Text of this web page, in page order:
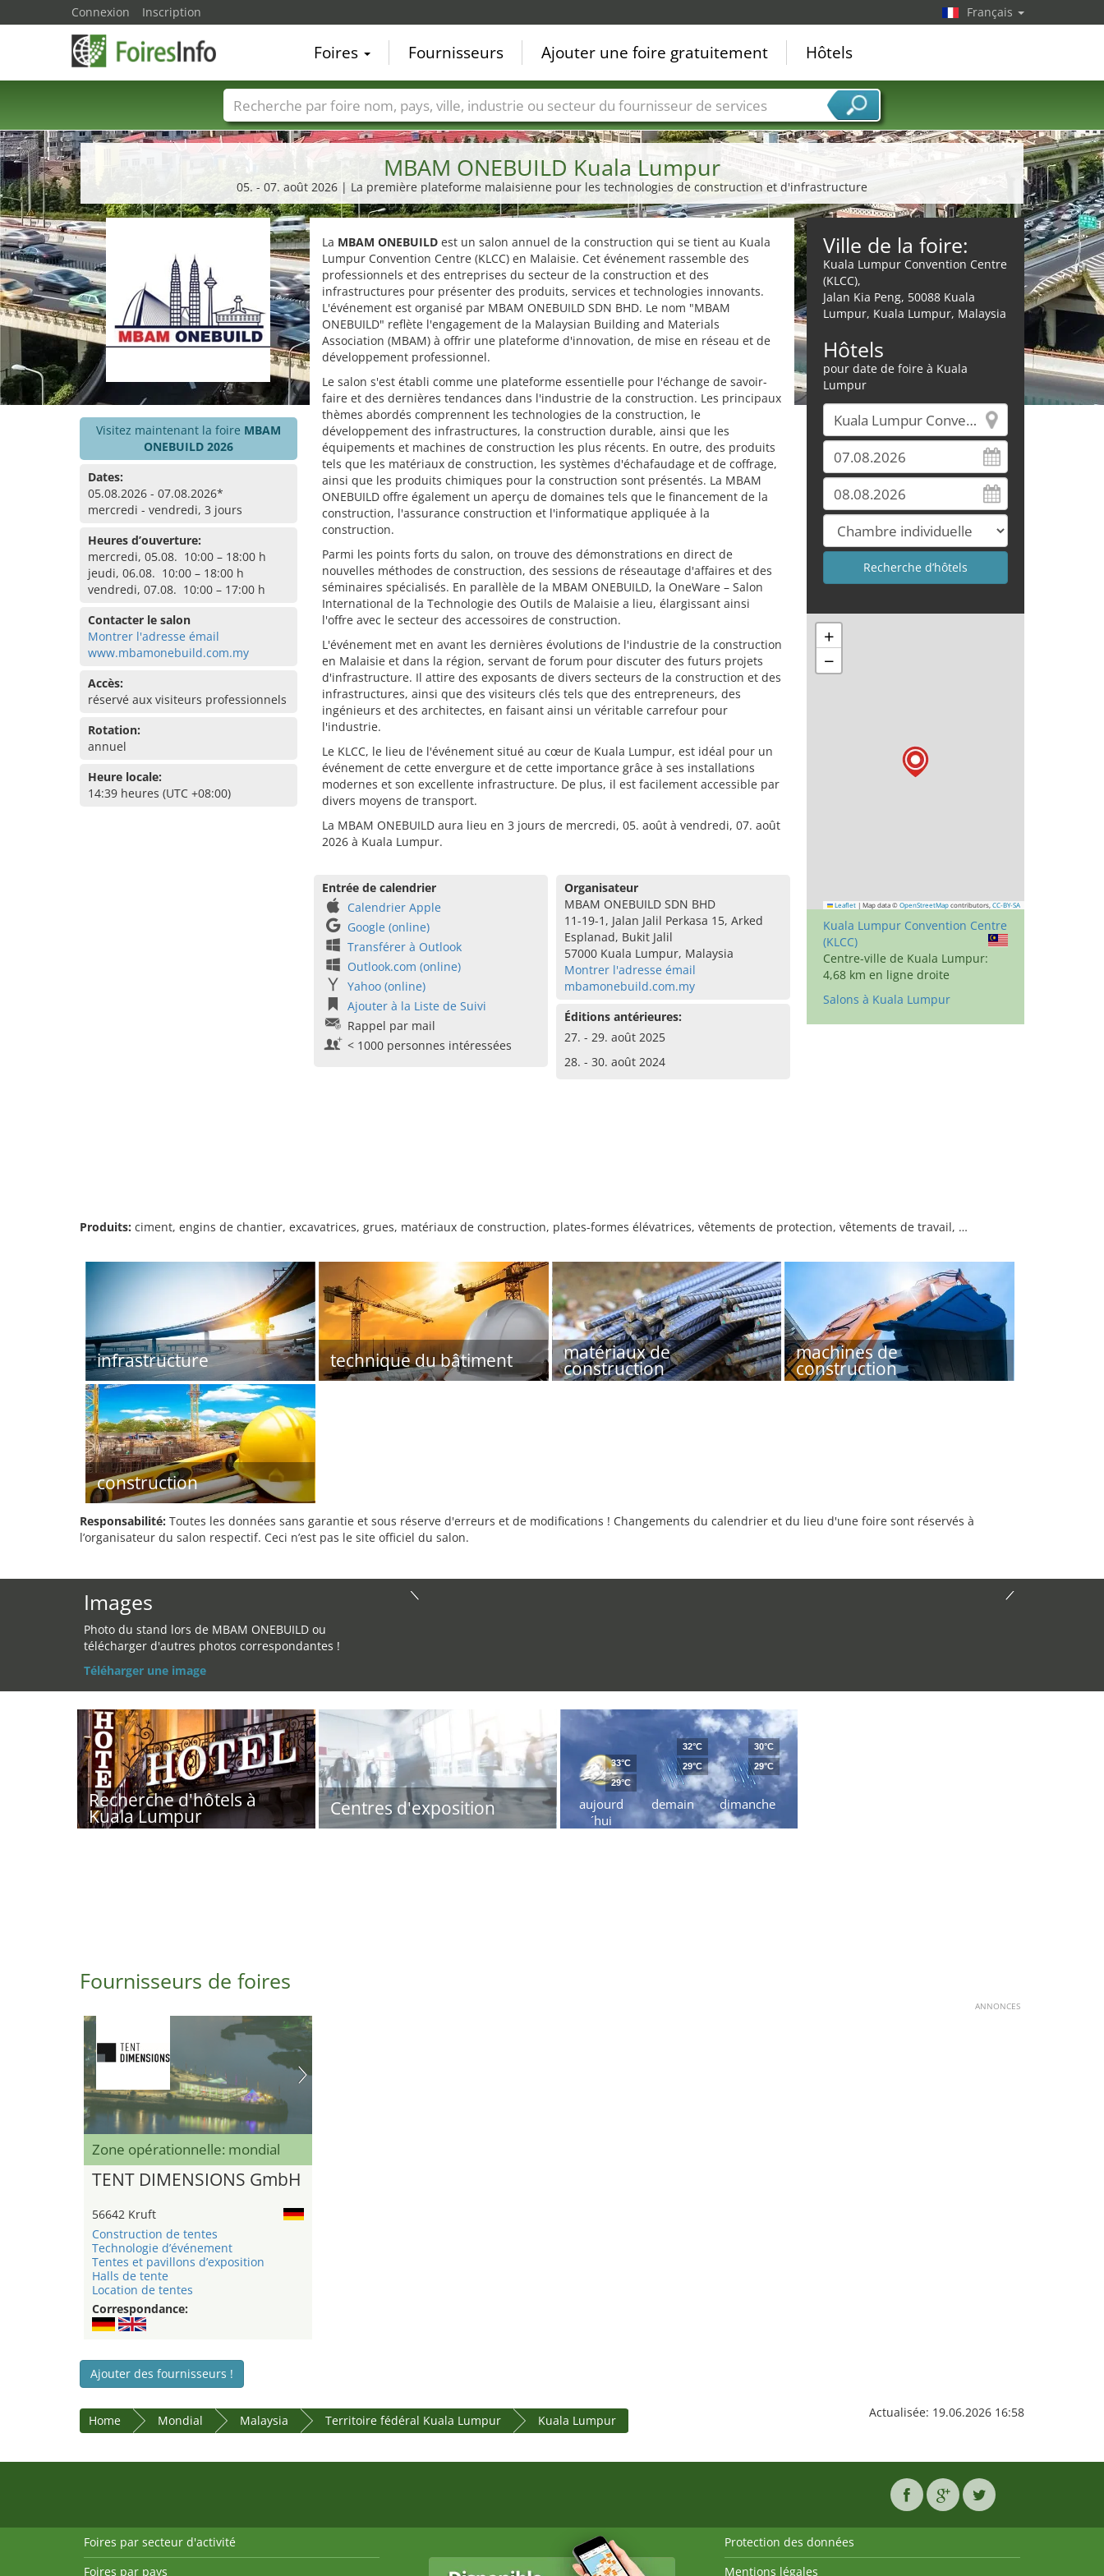
MBAM ONEBUILD Kuala Lumpur
05. - 07. août 2026 | La première plateforme malaisienne pour les technologies de construction et d'infrastructure
Visitez maintenant la foire MBAM
ONEBUILD 2026
Dates:
05.08.2026 - 07.08.2026*
mercredi - vendredi, 3 jours
Heures d’ouverture:
mercredi, 05.08. 10:00 – 18:00 h
jeudi, 06.08. 10:00 – 18:00 h
vendredi, 07.08. 10:00 – 17:00 h
Contacter le salon
Montrer l'adresse émail
www.mbamonebuild.com.my
Accès:
réservé aux visiteurs professionnels
Rotation:
annuel
Heure locale:
14:39 heures (UTC +08:00)
La MBAM ONEBUILDest un salon annuel de la construction qui se tient au Kuala
Lumpur Convention Centre (KLCC) en Malaisie. Cet événement rassemble des
professionnels et des entreprises du secteur de la construction et des
infrastructures pour présenter des produits, services et technologies innovants.
L'événement est organisé par MBAM ONEBUILD SDN BHD. Le nom "MBAM
ONEBUILD" reflète l'engagement de la Malaysian Building and Materials
Association (MBAM) à offrir une plateforme d'innovation, de mise en réseau et de
développement professionnel.
Le salon s'est établi comme une plateforme essentielle pour l'échange de savoir-
faire et des dernières tendances dans l'industrie de la construction. Les principaux
thèmes abordés comprennent les technologies de la construction, le
développement des infrastructures, la construction durable, ainsi que les
équipements et machines de construction les plus récents. En outre, des produits
tels que les matériaux de construction, les systèmes d'échafaudage et de coffrage,
ainsi que les produits chimiques pour la construction sont présentés. La MBAM
ONEBUILD offre également un aperçu de domaines tels que le financement de la
construction, l'assurance construction et l'informatique appliquée à la
construction.
Parmi les points forts du salon, on trouve des démonstrations en direct de
nouvelles méthodes de construction, des sessions de réseautage d'affaires et des
séminaires spécialisés. En parallèle de la MBAM ONEBUILD, la OneWare – Salon
International de la Technologie des Outils de Malaisie a lieu, élargissant ainsi
l'offre avec le secteur des accessoires de construction.
L'événement met en avant les dernières évolutions de l'industrie de la construction
en Malaisie et dans la région, servant de forum pour discuter des futurs projets
d'infrastructure. Il attire des exposants de divers secteurs de la construction et des
infrastructures, ainsi que des visiteurs clés tels que des entrepreneurs, des
ingénieurs et des architectes, en faisant ainsi un véritable carrefour pour
l'industrie.
Le KLCC, le lieu de l'événement situé au cœur de Kuala Lumpur, est idéal pour un
événement de cette envergure et de cette importance grâce à ses installations
modernes et son excellente infrastructure. De plus, il est facilement accessible par
divers moyens de transport.
La MBAM ONEBUILD aura lieu en 3 jours de mercredi, 05. août à vendredi, 07. août
2026 à Kuala Lumpur.
Entrée de calendrier
Calendrier Apple
Google (online)
Transférer à Outlook
Outlook.com (online)
Yahoo (online)
Ajouter à la Liste de Suivi
Rappel par mail
< 1000 personnes intéressées
Organisateur
MBAM ONEBUILD SDN BHD
11-19-1, Jalan Jalil Perkasa 15, Arked
Esplanad, Bukit Jalil
57000 Kuala Lumpur, Malaysia
Montrer l'adresse émail
mbamonebuild.com.my
Éditions antérieures:
27. - 29. août 2025
28. - 30. août 2024
Ville de la foire:
Kuala Lumpur Convention Centre
(KLCC),
Jalan Kia Peng, 50088 Kuala
Lumpur, Kuala Lumpur, Malaysia
Hôtels
pour date de foire à Kuala
Lumpur
+
−
Leaflet | Map data © OpenStreetMap contributors, CC-BY-SA
Kuala Lumpur Convention Centre
(KLCC)
Centre-ville de Kuala Lumpur:
4,68 km en ligne droite
Salons à Kuala Lumpur
Produits: ciment, engins de chantier, excavatrices, grues, matériaux de construction, plates-formes élévatrices, vêtements de protection, vêtements de travail, …
infrastructure technique du bâtiment matériaux de
construction
machines de
construction
construction
Responsabilité: Toutes les données sans garantie et sous réserve d'erreurs et de modifications ! Changements du calendrier et du lieu d'une foire sont réservés à
l’organisateur du salon respectif. Ceci n’est pas le site officiel du salon.
Images
Photo du stand lors de MBAM ONEBUILD ou
télécharger d'autres photos correspondantes !
Téléharger une image
Recherche d'hôtels à
Kuala Lumpur Centres d'exposition
aujourd
´hui
33°C
29°C
demain
32°C
29°C
dimanche
30°C
29°C
Fournisseurs de foires
ANNONCES
Zone opérationnelle: mondial
TENT DIMENSIONS GmbH
56642 Kruft
Construction de tentes
Technologie d’événement
Tentes et pavillons d’exposition
Halls de tente
Location de tentes
Correspondance:
Ajouter des fournisseurs !
Home Mondial Malaysia Territoire fédéral Kuala Lumpur Kuala Lumpur
Actualisée: 19.06.2026 16:58
Connexion Inscription Français
Foires Fournisseurs Ajouter une foire gratuitement Hôtels
Foire noms Pays Villes Secteurs de foire Secteurs du fournisseur de services
Foires par secteur d'activité
Foires par pays
Protection des données
Mentions légales